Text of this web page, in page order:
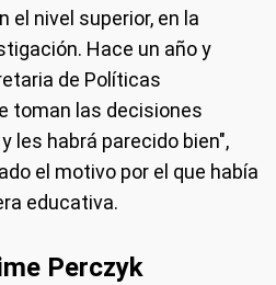
el nivel superior, en la
Hace un año y
de Políticas
toman las decisiones
les habrá parecido bien",
el motivo por el que había
educativa.
Perczyk